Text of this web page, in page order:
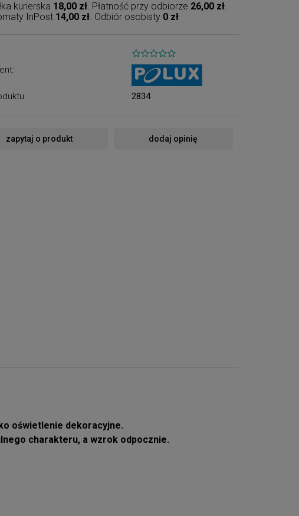
kurierska 18,00 zł. Płatność przy odbiorze 26,00 zł.
InPost 14,00 zł. Odbiór osobisty 0 zł
2834
zapytaj o produkt dodaj opinię
oświetlenie dekoracyjne.
charakteru, a wzrok odpocznie.